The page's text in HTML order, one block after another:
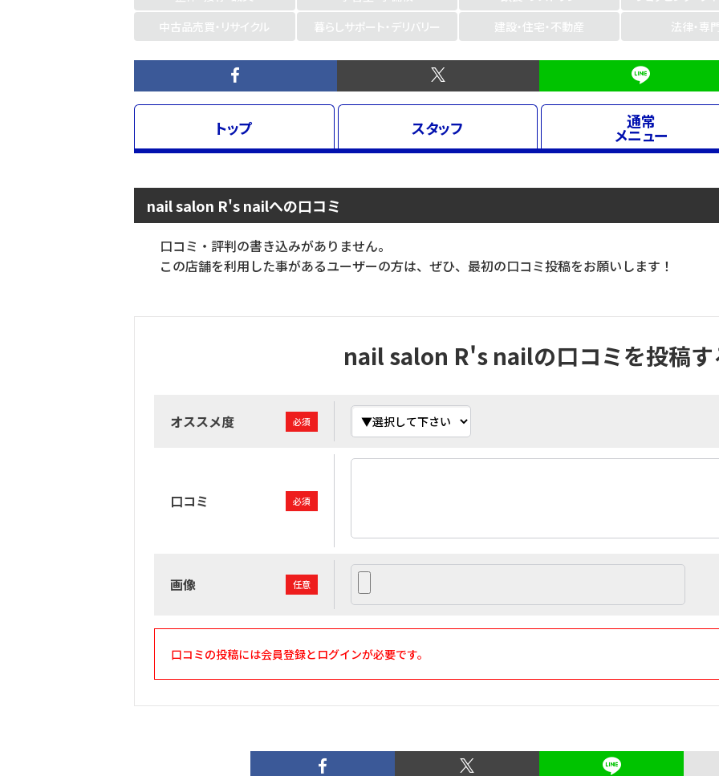
中古品売買・リサイクル
暮らしサポート・デリバリー 建設・住宅・不動産 法律・専
トップ スタッフ 通常
メニュー
nail salon R's nailへの口コミ
口コミ・評判の書き込みがありません。
この店舗を利用した事があるユーザーの方は、ぜひ、最初の口コミ投稿をお願いします！
nail salon R's nailの口コミを投稿す
オススメ度 必須
口コミ 必須
画像 任意
口コミの投稿には会員登録とログインが必要です。